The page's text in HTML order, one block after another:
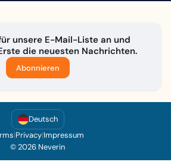
unsere E-Mail-Liste an und
die neuesten Nachrichten.
Abonnieren
Deutsch
|Privacy|Impressum
© 2026 Neverin